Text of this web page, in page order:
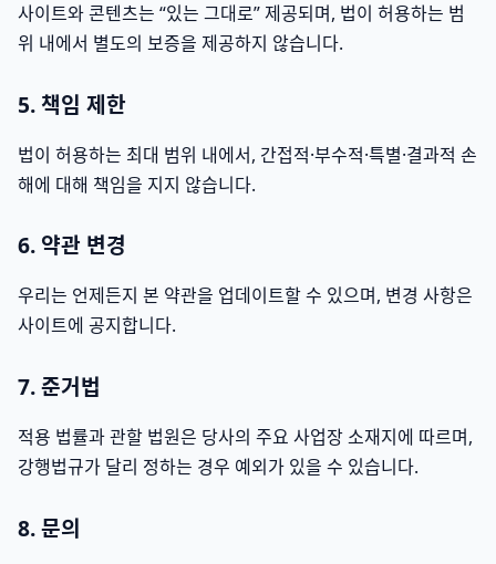
사이트와 콘텐츠는 “있는 그대로” 제공되며, 법이 허용하는 범
위 내에서 별도의 보증을 제공하지 않습니다.
5. 책임 제한
법이 허용하는 최대 범위 내에서, 간접적·부수적·특별·결과적 손
해에 대해 책임을 지지 않습니다.
6. 약관 변경
우리는 언제든지 본 약관을 업데이트할 수 있으며, 변경 사항은
사이트에 공지합니다.
7. 준거법
적용 법률과 관할 법원은 당사의 주요 사업장 소재지에 따르며,
강행법규가 달리 정하는 경우 예외가 있을 수 있습니다.
8. 문의